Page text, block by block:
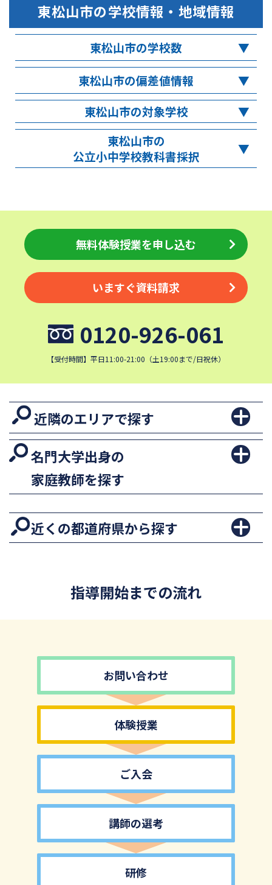
東松山市の学校情報・地域情報
東松山市の学校数
東松山市の偏差値情報
東松山市の対象学校
東松山市の
公立小中学校教科書採択
無料体験授業を申し込む
いますぐ資料請求
0120-926-061
【受付時間】平日11:00-21:00（土19:00まで/日祝休）
近隣のエリアで探す
名門大学出身の
家庭教師を探す
近くの都道府県から探す
指導開始までの流れ
お問い合わせ
体験授業
ご入会
講師の選考
研修